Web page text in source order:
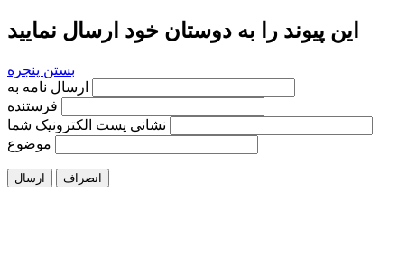
این پیوند را به دوستان خود ارسال نمایید
بستن پنجره
فرستنده
نشانی پست الکترونیک شما
موضوع
ارسال انصراف